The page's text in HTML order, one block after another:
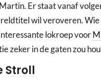
Er staat vanaf
wil veroveren.
lokroep voor
zeker in de gaten zou
Stroll